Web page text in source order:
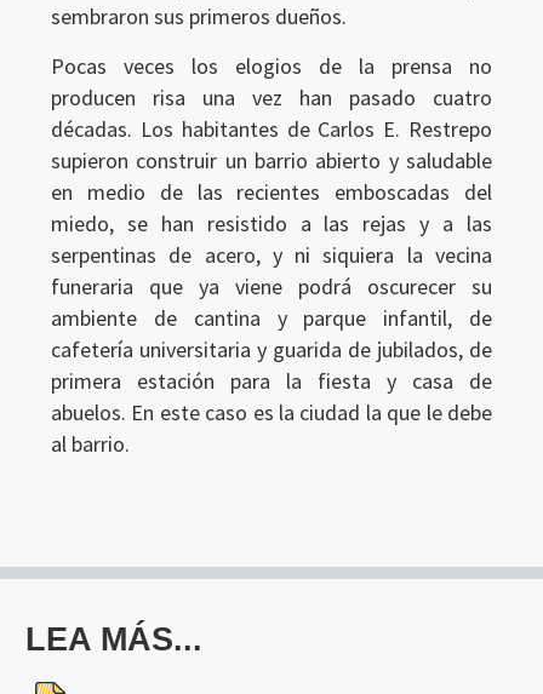
sembraron sus primeros dueños.
Pocas veces los elogios de la prensa no
producen risa una vez han pasado cuatro
décadas. Los habitantes de Carlos E. Restrepo
supieron construir un barrio abierto y saludable
en medio de las recientes emboscadas del
miedo, se han resistido a las rejas y a las
serpentinas de acero, y ni siquiera la vecina
funeraria que ya viene podrá oscurecer su
ambiente de cantina y parque infantil, de
cafetería universitaria y guarida de jubilados, de
primera estación para la fiesta y casa de
abuelos. En este caso es la ciudad la que le debe
al barrio.
LEA MÁS...